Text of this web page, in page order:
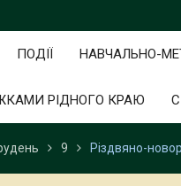
ПОДІЇ НАВЧАЛЬНО-
РІДНОГО КРАЮ
9 Різдвяно-